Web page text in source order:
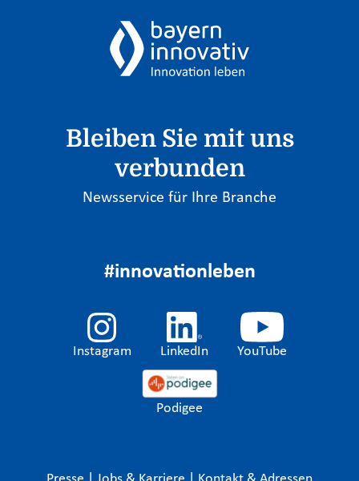
Bleiben Sie mit uns
verbunden
Newsservice für Ihre Branche
#innovationleben
Instagram LinkedIn YouTube
Podigee